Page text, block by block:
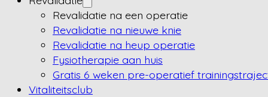
Revalidatie na een operatie
Revalidatie na nieuwe knie
Revalidatie na heup operatie
Fysiotherapie aan huis
Gratis 6 weken pre-operatief
Vitaliteitsclub